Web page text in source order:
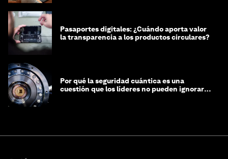
Pasaportes digitales: ¿Cuándo aporta valor
la transparencia a los productos circulares?
Por qué la seguridad cuántica es una
cuestión que los líderes no pueden ignorar